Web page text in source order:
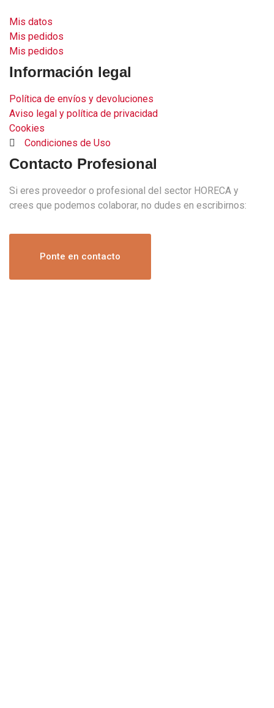
Mis datos
Mis pedidos
Mis pedidos
Información legal
Política de envíos y devoluciones
Aviso legal y política de privacidad
Cookies
Condiciones de Uso
Contacto Profesional
Si eres proveedor o profesional del sector HORECA y
crees que podemos colaborar, no dudes en escribirnos:
Ponte en contacto